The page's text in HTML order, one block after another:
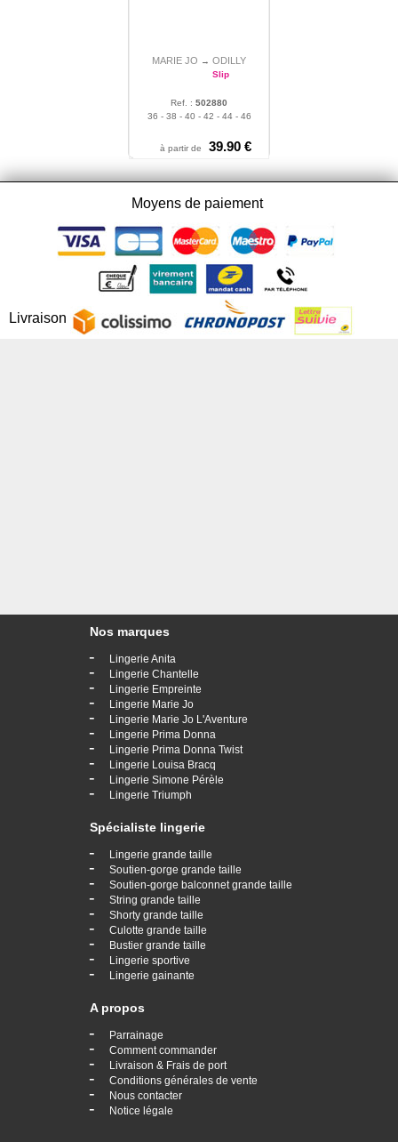
MARIE JO → ODILLY
Slip
Ref. : 502880
36 - 38 - 40 - 42 - 44 - 46
à partir de 39.90€
Moyens de paiement
Livraison
Nos marques
- Lingerie Anita
- Lingerie Chantelle
- Lingerie Empreinte
- Lingerie Marie Jo
- Lingerie Marie Jo L'Aventure
- Lingerie Prima Donna
- Lingerie Prima Donna Twist
- Lingerie Louisa Bracq
- Lingerie Simone Pérèle
- Lingerie Triumph
Spécialiste lingerie
- Lingerie grande taille
- Soutien-gorge grande taille
- Soutien-gorge balconnet grande taille
- String grande taille
- Shorty grande taille
- Culotte grande taille
- Bustier grande taille
- Lingerie sportive
- Lingerie gainante
A propos
- Parrainage
- Comment commander
- Livraison & Frais de port
- Conditions générales de vente
- Nous contacter
- Notice légale